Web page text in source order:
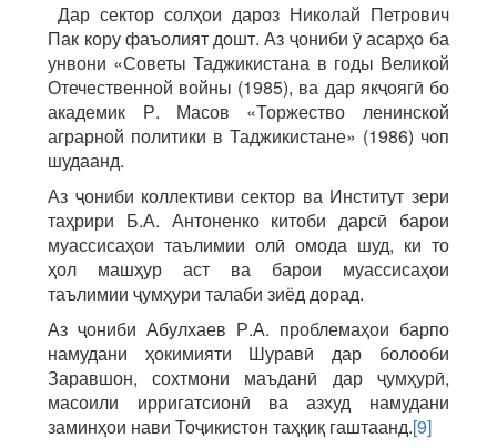
Дар сектор солҳои дароз Николай Петрович
Пак кору фаъолият дошт. Аз ҷониби ӯ асарҳо ба
унвони «Советы Таджикистана в годы Великой
Отечественной войны (1985), ва дар якҷоягӣ бо
академик Р. Масов «Торжество ленинской
аграрной политики в Таджикистане» (1986) чоп
шудаанд.
Аз ҷониби коллективи сектор ва Институт зери
таҳрири Б.А. Антоненко китоби дарсӣ барои
муассисаҳои таълимии олӣ омода шуд, ки то
ҳол машҳур аст ва барои муассисаҳои
таълимии ҷумҳури талаби зиёд дорад.
Аз ҷониби Абулхаев Р.А. проблемаҳои барпо
намудани ҳокимияти Шуравӣ дар болооби
Заравшон, сохтмони маъданӣ дар ҷумҳурӣ,
масоили ирригатсионӣ ва азхуд намудани
заминҳои нави Тоҷикистон таҳқиқ гаштаанд.[9]